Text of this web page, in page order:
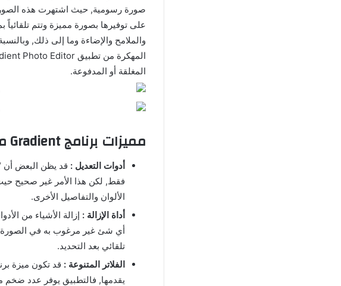
صورة رسومية, حيث اشتهرت هذه
على توفيرها بصورة مميزة وتتم
والملامح والإضاءة وما إلى ذلك,
المغلقة أو المدفوعة.
مميزات برنامج Gradient مهكر للاندرويد اخر اصدار نسخة مدفوعة مجانا
أدوات التعديل :
فقط, لكن هذا الأمر غير صحيح
الألوان والتفاصيل الأخرى.
أداة الإزالة : إزالة الأشياء من
أي شئ غير مرغوب به في الصورة
تلقائي بعد التحديد.
الفلاتر المتنوعة :
يقدمها, فالتطبيق يوفر عدد ضخم